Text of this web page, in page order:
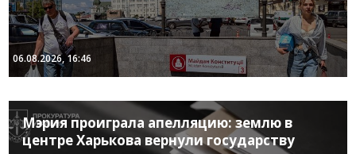
06.08.2026, 16:46
Мэрия проиграла апелляцию: землю в
центре Харькова вернули государству